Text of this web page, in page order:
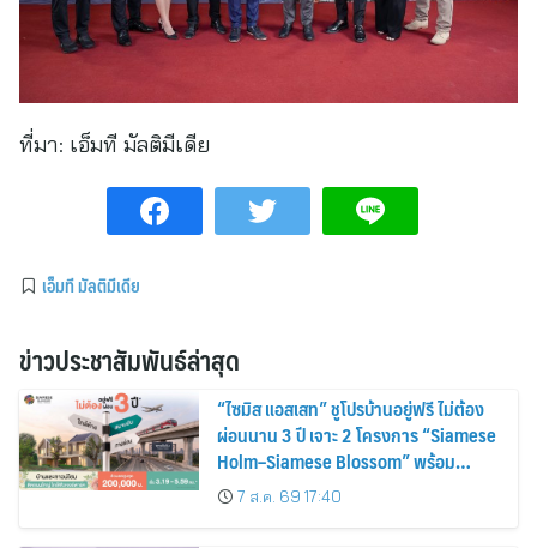
ที่มา: เอ็มที มัลติมีเดีย
เอ็มที มัลติมีเดีย
ข่าวประชาสัมพันธ์ล่าสุด
“ไซมิส แอสเสท” ชูโปรบ้านอยู่ฟรี ไม่ต้อง
ผ่อนนาน 3 ปี เจาะ 2 โครงการ “Siamese
Holm–Siamese Blossom” พร้อม
ส่วนลดและสิทธิพิเศษถึง 31 สิงหาคม
2569
7 ส.ค. 69 17:40